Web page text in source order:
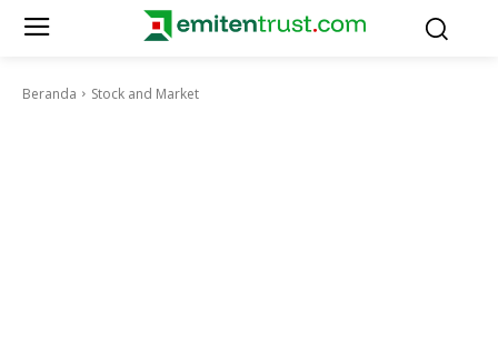
Beranda Stock and Market